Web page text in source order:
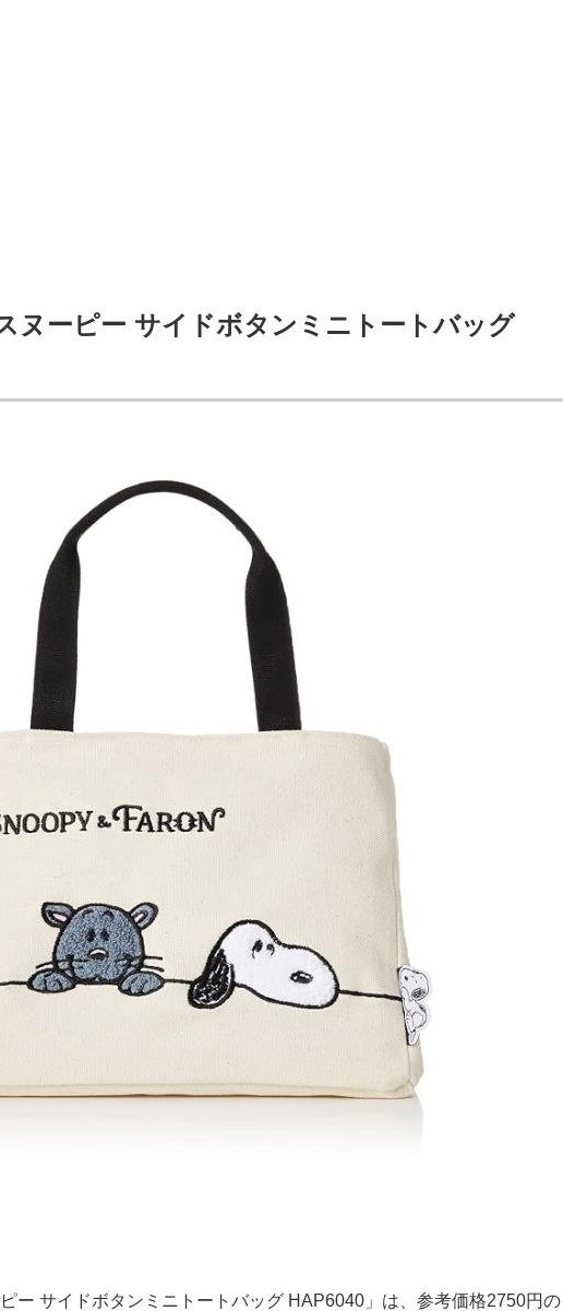
ヌーピー サイドボタンミニトートバッグ
ー サイドボタンミニトートバッグ HAP6040」は、参考価格2750円の